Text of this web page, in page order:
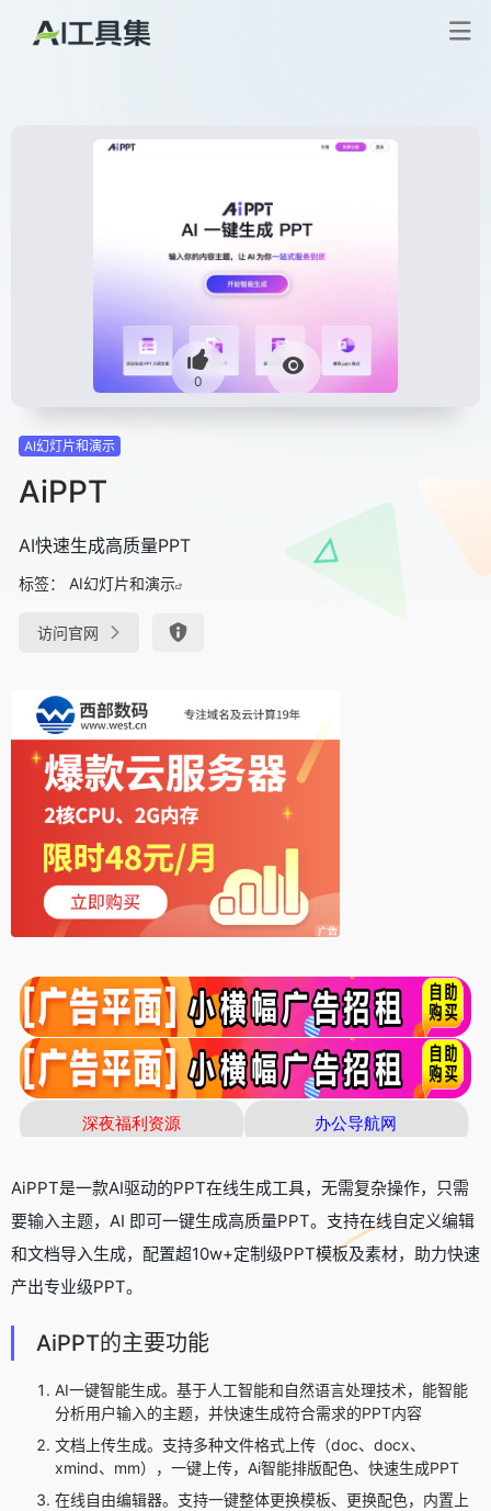
0
AI幻灯片和演示
AiPPT
AI快速生成高质量PPT
标签： AI幻灯片和演示
访问官网
AiPPT是一款AI驱动的PPT在线生成工具，无需复杂操作，只需
要输入主题，AI 即可一键生成高质量PPT。支持在线自定义编辑
和文档导入生成，配置超10w+定制级PPT模板及素材，助力快速
产出专业级PPT。
AiPPT的主要功能
AI一键智能生成。基于人工智能和自然语言处理技术，能智能
分析用户输入的主题，并快速生成符合需求的PPT内容
文档上传生成。支持多种文件格式上传（doc、docx、
xmind、mm），一键上传，Ai智能排版配色、快速生成PPT
在线自由编辑器。支持一键整体更换模板、更换配色，内置上